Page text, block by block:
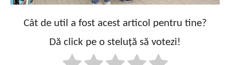
Cât de util a fost acest articol pentru tine?
Dă click pe o steluță să votezi!